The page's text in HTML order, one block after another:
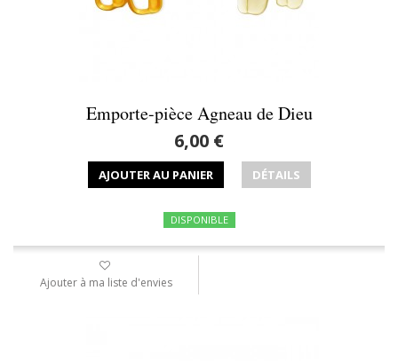
Emporte-pièce Agneau de Dieu
6,00 €
AJOUTER AU PANIER DÉTAILS
DISPONIBLE
Ajouter à ma liste d'envies